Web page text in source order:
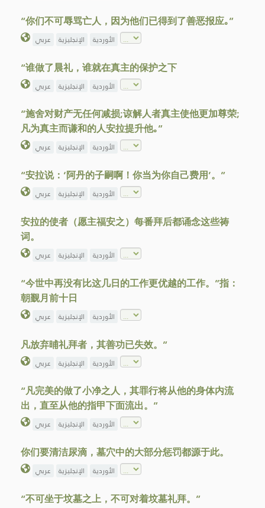
“你们不可辱骂亡人，因为他们已得到了善恶报应｡”
عربي الإنجليزية الأوردية
“谁做了晨礼，谁就在真主的保护之下
عربي الإنجليزية الأوردية
“施舍对财产无任何减损;谅解人者真主使他更加尊荣;
凡为真主而谦和的人安拉提升他｡”
عربي الإنجليزية الأوردية
“安拉说：‘阿丹的子嗣啊！你当为你自己费用’。”
عربي الإنجليزية الأوردية
安拉的使者（愿主福安之）每番拜后都诵念这些祷
词。
عربي الإنجليزية الأوردية
“今世中再没有比这几日的工作更优越的工作。”指：
朝觐月前十日
عربي الإنجليزية الأوردية
凡放弃晡礼拜者，其善功已失效。”
عربي الإنجليزية الأوردية
“凡完美的做了小净之人，其罪行将从他的身体内流
出，直至从他的指甲下面流出。”
عربي الإنجليزية الأوردية
你们要清洁尿滴，墓穴中的大部分惩罚都源于此。
عربي الإنجليزية الأوردية
“不可坐于坟墓之上，不可对着坟墓礼拜。”